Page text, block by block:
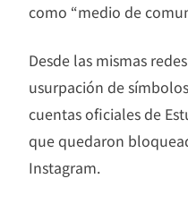
como “medio de
Desde las mismas
usurpación de
cuentas oficiales de
que quedaron
Instagram.